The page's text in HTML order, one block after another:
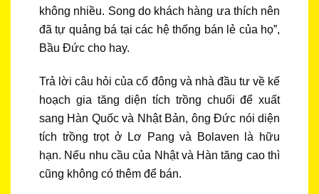
không nhiều. Song do khách hàng ưa thích nên
đã tự quảng bá tại các hệ thống bán lẻ của họ”,
Bầu Đức cho hay.
Trả lời câu hỏi của cổ đông và nhà đầu tư về kế
hoạch gia tăng diện tích trồng chuối để xuất
sang Hàn Quốc và Nhật Bản, ông Đức nói diện
tích trồng trọt ở Lơ Pang và Bolaven là hữu
hạn. Nếu nhu cầu của Nhật và Hàn tăng cao thì
cũng không có thêm để bán.